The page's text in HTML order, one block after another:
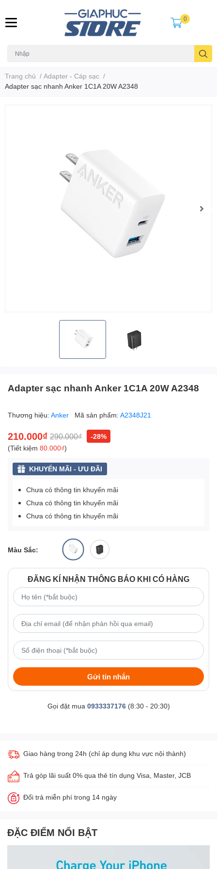
0
Trang chủ / Adapter - Cáp sạc /
Adapter sạc nhanh Anker 1C1A 20W A2348
Adapter sạc nhanh Anker 1C1A 20W A2348
Thương hiệu: Anker Mã sản phẩm: A2348J21
210.000₫ 290.000₫
-28%
(Tiết kiệm 80.000₫)
KHUYẾN MÃI - ƯU ĐÃI
Chưa có thông tin khuyến mãi
Chưa có thông tin khuyến mãi
Chưa có thông tin khuyến mãi
Màu Sắc:
ĐĂNG KÍ NHẬN THÔNG BÁO KHI CÓ HÀNG
Gửi tin nhắn
Gọi đặt mua 0933337176(8:30 - 20:30)
Giao hàng trong 24h (chỉ áp dụng khu vực nội thành)
Trả góp lãi suất 0% qua thẻ tín dụng Visa, Master, JCB
Đổi trả miễn phí trong 14 ngày
ĐẶC ĐIỂM NỔI BẬT